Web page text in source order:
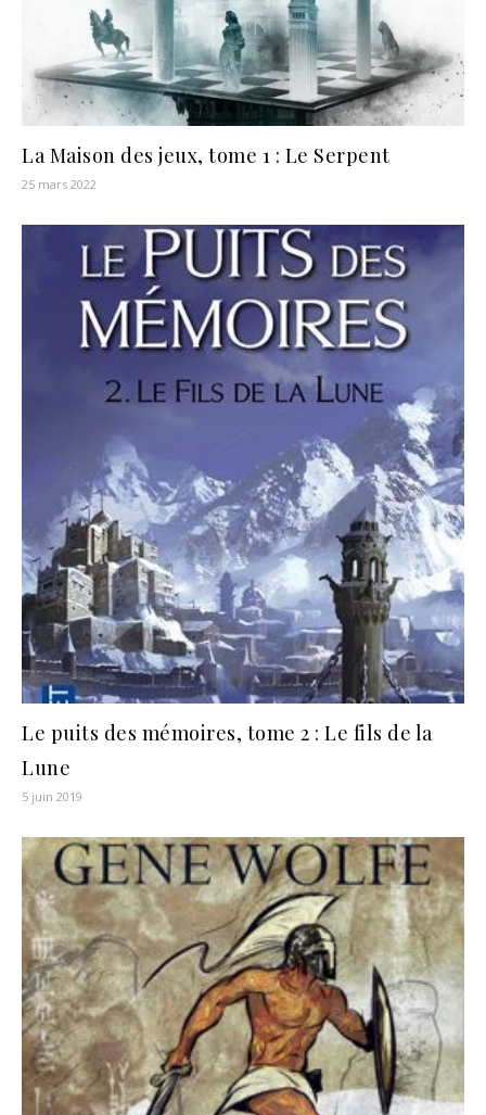
La Maison des jeux, tome 1 : Le Serpent
25 mars 2022
Le puits des mémoires, tome 2 : Le fils de la
Lune
5 juin 2019